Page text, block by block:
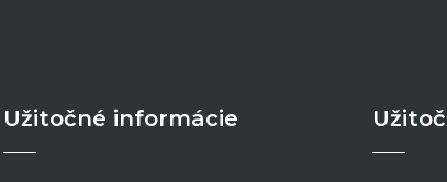
Užitočné informácie